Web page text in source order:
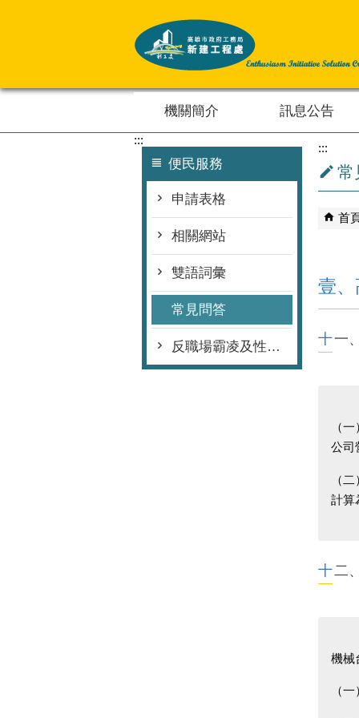
機關簡介 訊息公告
:::
便民服務
申請表格
相關網站
雙語詞彙
常見問答
反職場霸凌及性騷擾專區
:::
常
首
壹、
十
（
公司
（
計算
十
機械
（